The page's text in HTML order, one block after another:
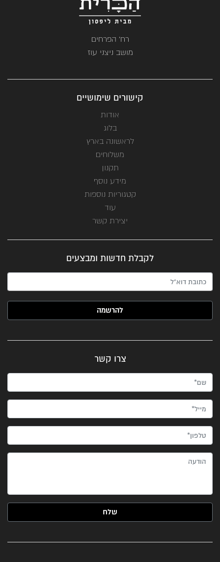
רח' הפרחים
מושב ניצני עוז
קישורים שימושיים
אודות
בלוג
לראשונה בארץ
משלוחים
תקנון
מידע נוסף
קטגוריות נוספות
עוד
יצירת קשר
לקבלת חדשות ומבצעים
האימייל שלך (חובה)
צרו קשר